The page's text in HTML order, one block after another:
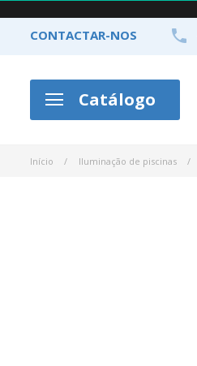
CONTACTAR-NOS 
Catálogo
Início Iluminação de piscinas